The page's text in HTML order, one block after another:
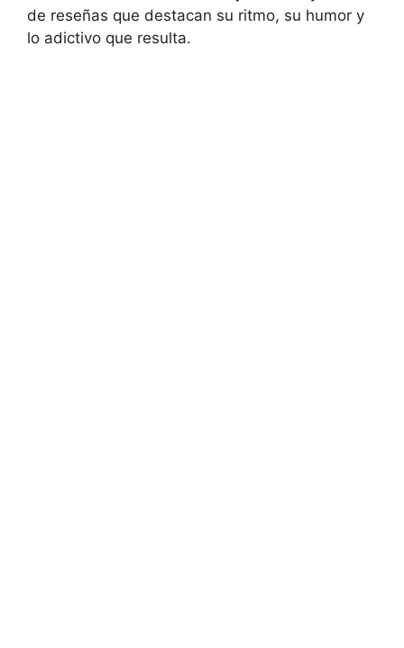
de reseñas que destacan su ritmo, su humor y
lo adictivo que resulta.